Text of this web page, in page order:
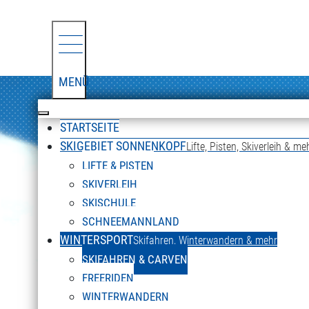
MENÜ
STARTSEITE
SKIGEBIET SONNENKOPFLifte, Pisten, Skiverleih &
LIFTE & PISTEN
SKIVERLEIH
SKISCHULE
SCHNEEMANNLAND
WINTERSPORTSkifahren, Winterwandern & mehr
SKIFAHREN & CARVEN
FREERIDEN
WINTERWANDERN